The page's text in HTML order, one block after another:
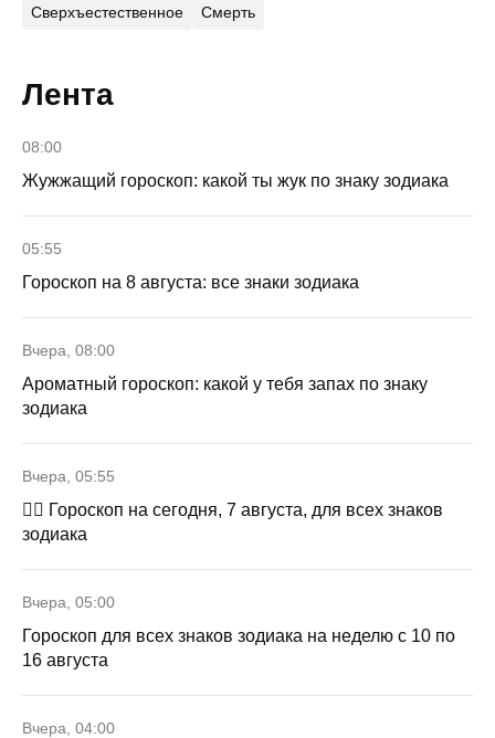
Сверхъестественное
Смерть
Лента
08:00
Жужжащий гороскоп: какой ты жук по знаку зодиака
05:55
Гороскоп на 8 августа: все знаки зодиака
Вчера, 08:00
Ароматный гороскоп: какой у тебя запах по знаку
зодиака
Вчера, 05:55
🧙‍♀ Гороскоп на сегодня, 7 августа, для всех знаков
зодиака
Вчера, 05:00
Гороскоп для всех знаков зодиака на неделю с 10 по
16 августа
Вчера, 04:00